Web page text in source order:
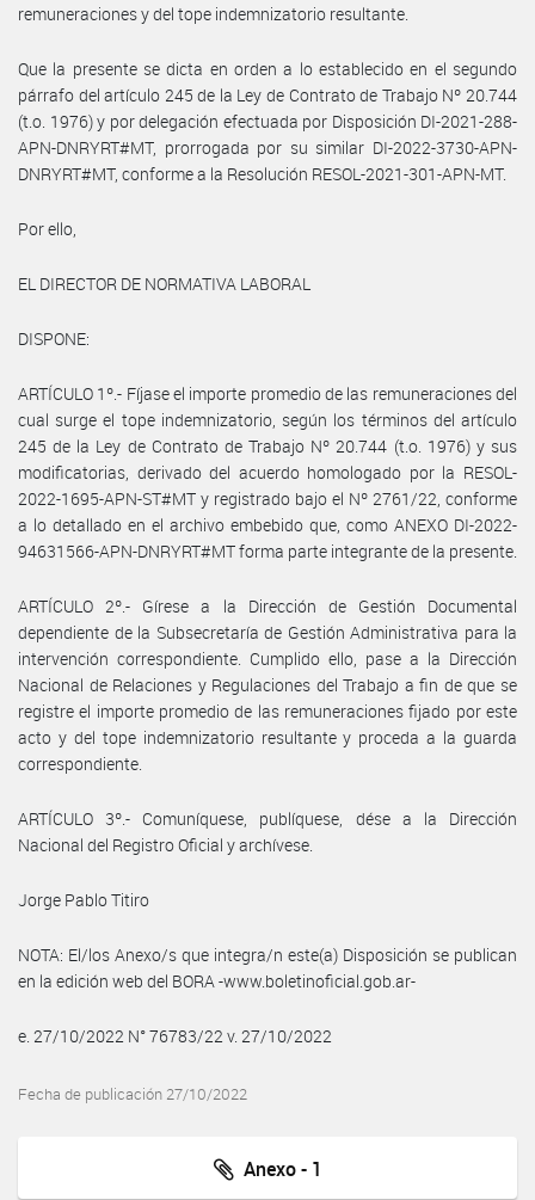
remuneraciones y del tope indemnizatorio resultante.
Que la presente se dicta en orden a lo establecido en el segundo
párrafo del artículo 245 de la Ley de Contrato de Trabajo Nº 20.744
(t.o. 1976) y por delegación efectuada por Disposición DI-2021-288-
APN-DNRYRT#MT, prorrogada por su similar DI-2022-3730-APN-
DNRYRT#MT, conforme a la Resolución RESOL-2021-301-APN-MT.
Por ello,
EL DIRECTOR DE NORMATIVA LABORAL
DISPONE:
ARTÍCULO 1º.- Fíjase el importe promedio de las remuneraciones del
cual surge el tope indemnizatorio, según los términos del artículo
245 de la Ley de Contrato de Trabajo Nº 20.744 (t.o. 1976) y sus
modificatorias, derivado del acuerdo homologado por la RESOL-
2022-1695-APN-ST#MT y registrado bajo el Nº 2761/22, conforme
a lo detallado en el archivo embebido que, como ANEXO DI-2022-
94631566-APN-DNRYRT#MT forma parte integrante de la presente.
ARTÍCULO 2º.- Gírese a la Dirección de Gestión Documental
dependiente de la Subsecretaría de Gestión Administrativa para la
intervención correspondiente. Cumplido ello, pase a la Dirección
Nacional de Relaciones y Regulaciones del Trabajo a fin de que se
registre el importe promedio de las remuneraciones fijado por este
acto y del tope indemnizatorio resultante y proceda a la guarda
correspondiente.
ARTÍCULO 3º.- Comuníquese, publíquese, dése a la Dirección
Nacional del Registro Oficial y archívese.
Jorge Pablo Titiro
NOTA: El/los Anexo/s que integra/n este(a) Disposición se publican
en la edición web del BORA -www.boletinoficial.gob.ar-
e. 27/10/2022 N° 76783/22 v. 27/10/2022
Fecha de publicación 27/10/2022
Anexo - 1